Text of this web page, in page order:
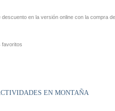
descuento en la versión online con la compra
favoritos
EN MONTAÑA